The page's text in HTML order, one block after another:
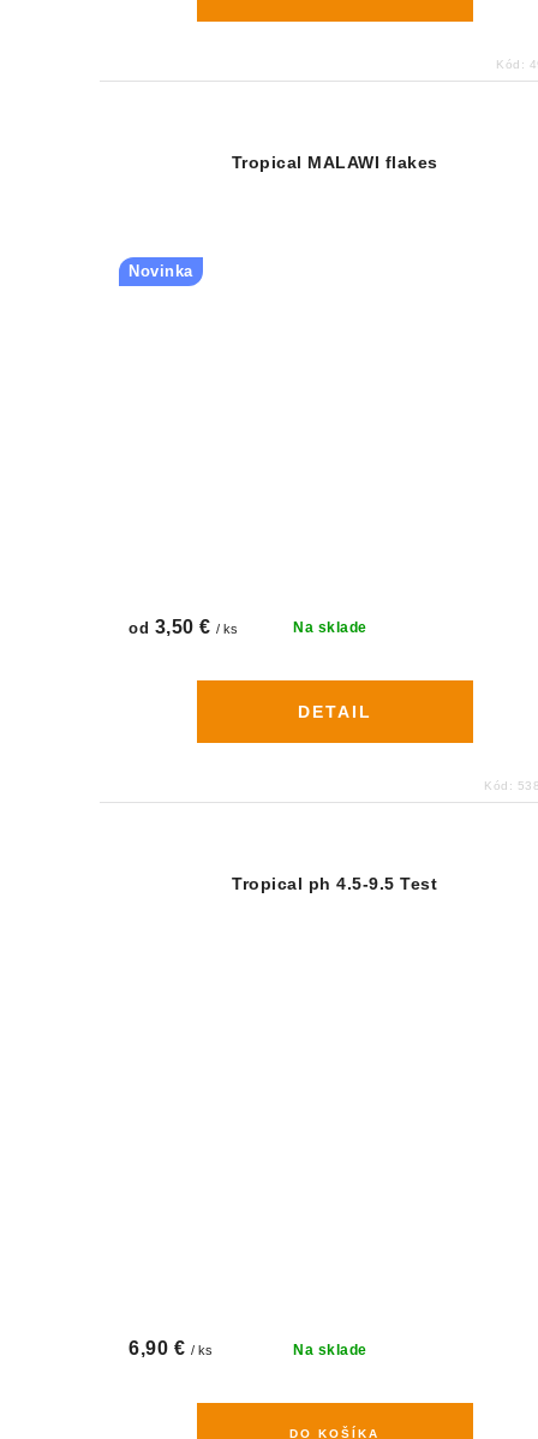
Kód:
Tropical MALAWI flakes
Novinka
Na sklade
od 3,50 € / ks
DETAIL
Kód:
Tropical ph 4.5-9.5 Test
Na sklade
6,90 € / ks
DO KOŠÍKA